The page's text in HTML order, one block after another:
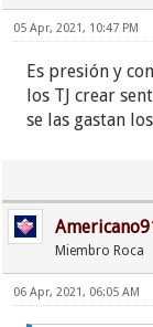
05 Apr, 2021, 10:47 PM
Es presión y
los TJ crear
se las gastan
Miembro Roca
06 Apr, 2021, 06:05 AM